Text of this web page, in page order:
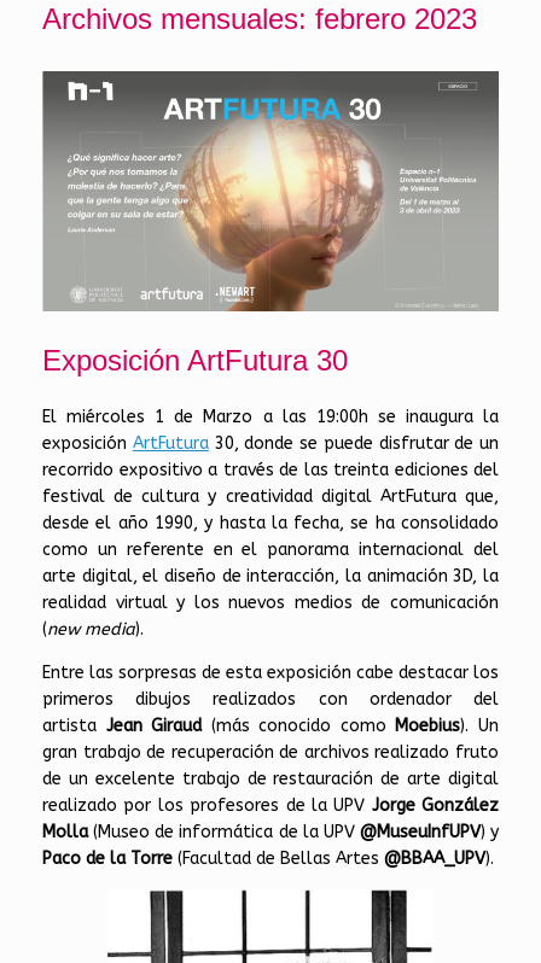
Archivos mensuales: febrero 2023
Exposición ArtFutura 30
El miércoles 1 de Marzo a las 19:00h se inaugura la
exposición ArtFutura30, donde se puede disfrutar de un
recorrido expositivo a través de las treinta ediciones del
festival de cultura y creatividad digital ArtFutura que,
desde el año 1990, y hasta la fecha, se ha consolidado
como un referente en el panorama internacional del
arte digital, el diseño de interacción, la animación 3D, la
realidad virtual y los nuevos medios de comunicación
(new media).
Entre las sorpresas de esta exposición cabe destacar los
primeros dibujos realizados con ordenador del
artista Jean Giraud(más conocido como Moebius). Un
gran trabajo de recuperación de archivos realizado fruto
de un excelente trabajo de restauración de arte digital
realizado por los profesores de la UPV Jorge González
Molla(Museo de informática de la UPV @MuseuInfUPV) y
Paco de la Torre (Facultad de Bellas Artes @BBAA_UPV).